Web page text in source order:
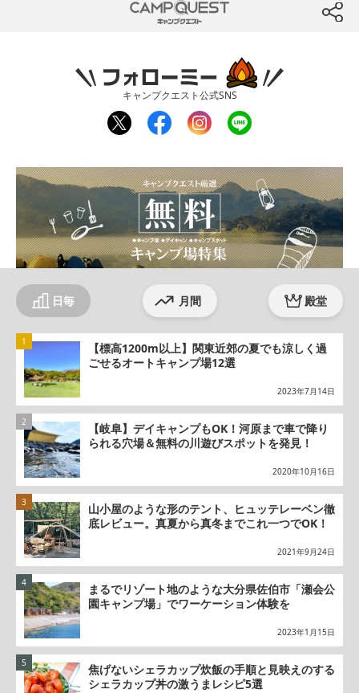
btn
CAMP QUEST
フォローミー
キャンプクエスト公式SNS
twit
ter
fac
ebo
inst
agr
line
日毎 月間 殿堂
【標高1200m以上】関東近郊の夏でも涼しく過
ごせるオートキャンプ場12選
2023年7月14日
【岐阜】デイキャンプもOK！河原まで車で降り
られる穴場＆無料の川遊びスポットを発見！
2020年10月16日
山小屋のような形のテント、ヒュッテレーベン徹
底レビュー。真夏から真冬までこれ一つでOK！
2021年9月24日
まるでリゾート地のような大分県佐伯市「瀬会公
園キャンプ場」でワーケーション体験を
2023年1月15日
焦げないシェラカップ炊飯の手順と見映えのする
シェラカップ丼の激うまレシピ5選